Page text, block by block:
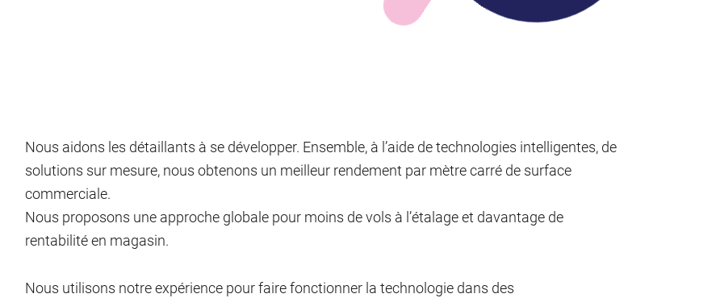
Nous aidons les détaillants à se développer. Ensemble, à l’aide de technologies intelligentes, de
solutions sur mesure, nous obtenons un meilleur rendement par mètre carré de surface
commerciale.
Nous proposons une approche globale pour moins de vols à l’étalage et davantage de
rentabilité en magasin.
Nous utilisons notre expérience pour faire fonctionner la technologie dans des